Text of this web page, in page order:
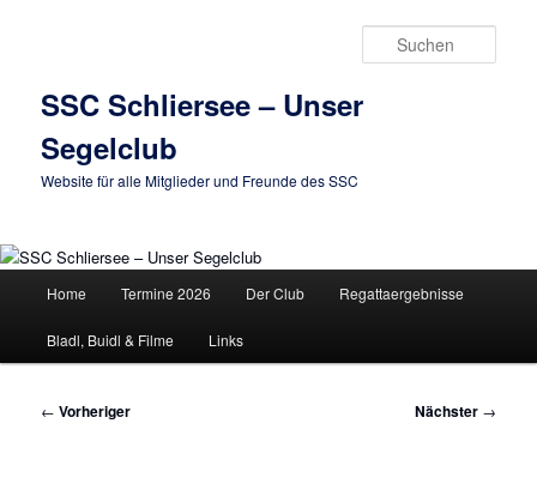
SSC Schliersee – Unser
Segelclub
Website für alle Mitglieder und Freunde des SSC
Home Termine 2026 Der Club Regattaergebnisse
Bladl, Buidl & Filme Links
Beitragsnavigation
← Vorheriger Nächster →